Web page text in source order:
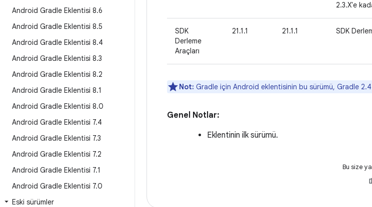
Android Gradle Eklentisi 8.6
Android Gradle Eklentisi 8.5
Android Gradle Eklentisi 8.4
Android Gradle Eklentisi 8.3
Android Gradle Eklentisi 8.2
Android Gradle Eklentisi 8.1
Android Gradle Eklentisi 8.0
Android Gradle Eklentisi 7.4
Android Gradle Eklentisi 7.3
Android Gradle Eklentisi 7.2
Android Gradle Eklentisi 7.1
Android Gradle Eklentisi 7.0
Eski sürümler
2.3.X'e
SDK
Derleme
Araçları
21.1.1 21.1.1 SDK
Not: Gradle için Android eklentisinin bu sürümü, Gradle
Genel Notlar:
Eklentinin ilk sürümü.
Bu size